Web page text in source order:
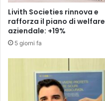
A
G
R
U
M
E
N
I
'
I
Livith Societies rinnova e
rafforza il piano di welfare
aziendale: +19%
5 giorni fa